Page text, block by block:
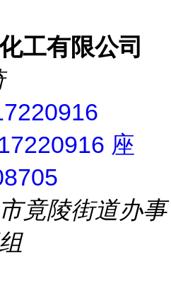
工有限公司
座
竟陵街道办事